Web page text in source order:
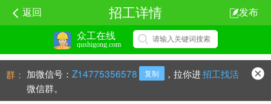
众工在线
qushigong.com
返回 招工详情 发布
群： 加微信号： Z14775356578 复制 ，拉你进招工找活
微信群。